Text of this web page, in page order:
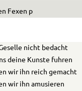
Fexen p
nicht bedacht
deine Kunste fu hren
wir ihn reich gemacht
wir ihn amusieren